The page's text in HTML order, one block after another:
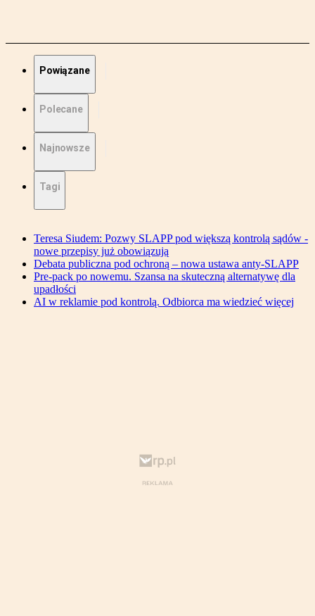
Powiązane
Polecane
Najnowsze
Tagi
Teresa Siudem: Pozwy SLAPP pod większą kontrolą sądów -
nowe przepisy już obowiązują
Debata publiczna pod ochroną – nowa ustawa anty-SLAPP
Pre-pack po nowemu. Szansa na skuteczną alternatywę dla
upadłości
AI w reklamie pod kontrolą. Odbiorca ma wiedzieć więcej